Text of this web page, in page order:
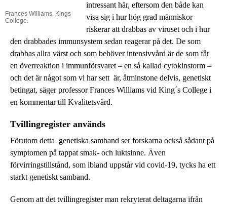
Frances Williams, Kings
College.
intressant här, eftersom den både kan
visa sig i hur hög grad människor
riskerar att drabbas av viruset och i hur
den drabbades immunsystem sedan reagerar på det. De som
drabbas allra värst och som behöver intensivvård är de som får
en överreaktion i immunförsvaret – en så kallad cytokinstorm –
och det är något som vi har sett är, åtminstone delvis, genetiskt
betingat, säger professor Frances Williams vid King´s College i
en kommentar till Kvalitetsvård.
Tvillingregister används
Förutom detta genetiska samband ser forskarna också sådant på
symptomen på tappat smak- och luktsinne. Även
förvirringstillstånd, som ibland uppstår vid covid-19, tycks ha ett
starkt genetiskt samband.
Genom att det tvillingregister man rekryterat deltagarna ifrån